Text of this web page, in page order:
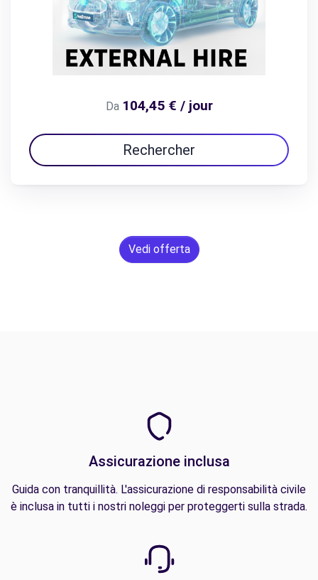
Da 104,45 € / jour
Rechercher
Vedi offerta
Assicurazione inclusa
Guida con tranquillità. L'assicurazione di responsabilità civile
è inclusa in tutti i nostri noleggi per proteggerti sulla strada.